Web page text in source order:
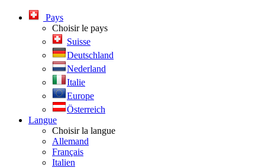
Pays
Choisir le pays
Suisse
Deutschland
Nederland
Italie
Europe
Österreich
Langue
Choisir la langue
Allemand
Français
Italien